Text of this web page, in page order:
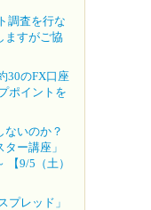
調査を行な
ますがご協
30のFX口座
ポイントを
ないのか？
ー講座」
【9/5（土）
プレッド」